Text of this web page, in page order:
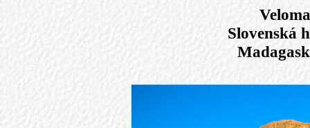
Slovenská